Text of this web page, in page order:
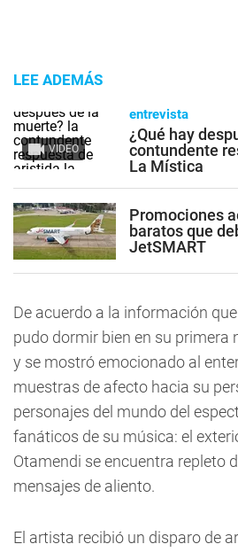
LEE ADEMÁS
VIDEO
entrevista
¿Qué hay
contundente
La Mística
Promociones
baratos que
JetSMART
De acuerdo a la información
pudo dormir bien en su primera
y se mostró emocionado al
muestras de afecto hacia su
personajes del mundo del
fanáticos de su música: el
Otamendi se encuentra repleto
mensajes de aliento.
El artista recibió un disparo de